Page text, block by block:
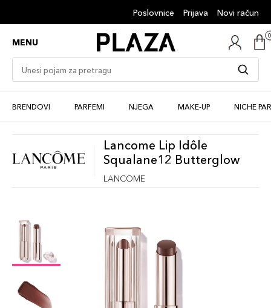
Poslovnice Prijava Novi račun
MENU
BRENDOVI PARFEMI NJEGA MAKE-UP NICHE
Lancome Lip Idôle
Squalane12 Butterglow
LANCOME